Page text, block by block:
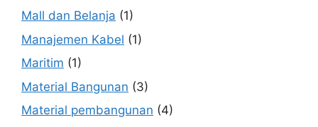
Mall dan Belanja (1)
Manajemen Kabel (1)
Maritim (1)
Material Bangunan (3)
Material pembangunan (4)